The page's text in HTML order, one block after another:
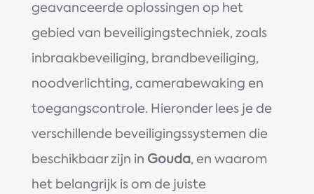
geavanceerde oplossingen op het
gebied van beveiligingstechniek, zoals
inbraakbeveiliging, brandbeveiliging,
noodverlichting, camerabewaking en
toegangscontrole. Hieronder lees je de
verschillende beveiligingssystemen die
beschikbaar zijn in Gouda, en waarom
het belangrijk is om de juiste